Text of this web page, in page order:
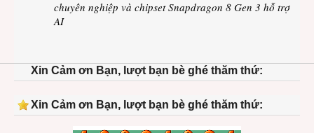
chuyên nghiệp và chipset Snapdragon 8 Gen 3 hỗ trợ
AI
Xin Cảm ơn Bạn, lượt bạn bè ghé thăm thứ:
Xin Cảm ơn Bạn, lượt bạn bè ghé thăm thứ: